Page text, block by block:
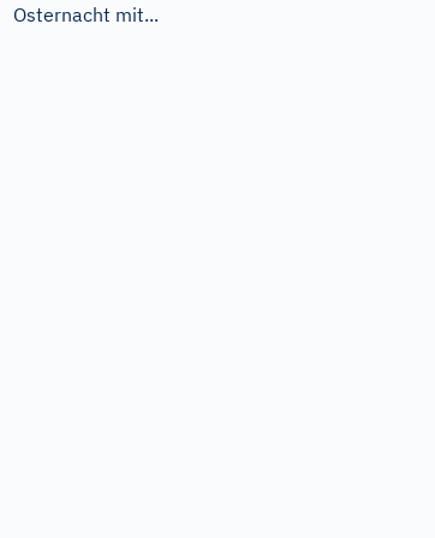
Osternacht mit...